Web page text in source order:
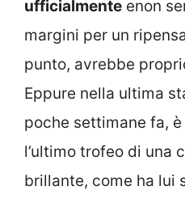
ufficialmente enon
margini per un
punto, avrebbe
Eppure nella ultima
poche settimane fa,
l’ultimo trofeo di una
brillante, come ha lui